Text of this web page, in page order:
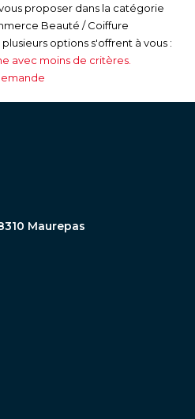
proposer dans la catégorie
Beauté / Coiffure
options s'offrent à vous :
avec moins de critères.
Maurepas